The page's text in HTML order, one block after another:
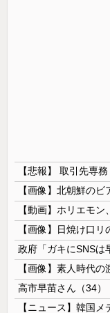
【画像】日焼け口
政府「ガキにSNSは